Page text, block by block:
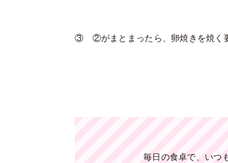
③ ②がまとまったら、卵焼きを焼く要
毎日の食卓で、いつ